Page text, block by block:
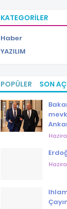
KATEGORILER
Haber
YAZILIM
POPÜLER SON